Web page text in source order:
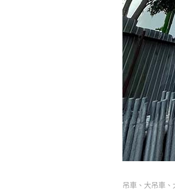
吊車、大吊車